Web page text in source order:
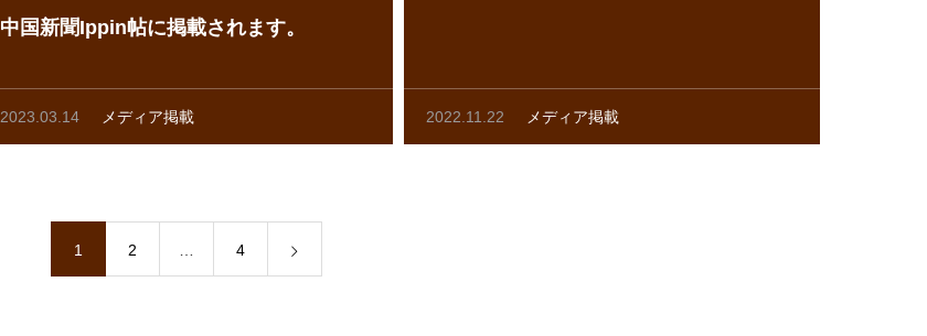
中国新聞Ippin帖に掲載されます。
2023.03.14 メディア掲載 2022.11.22 メディア掲載
1 2 4